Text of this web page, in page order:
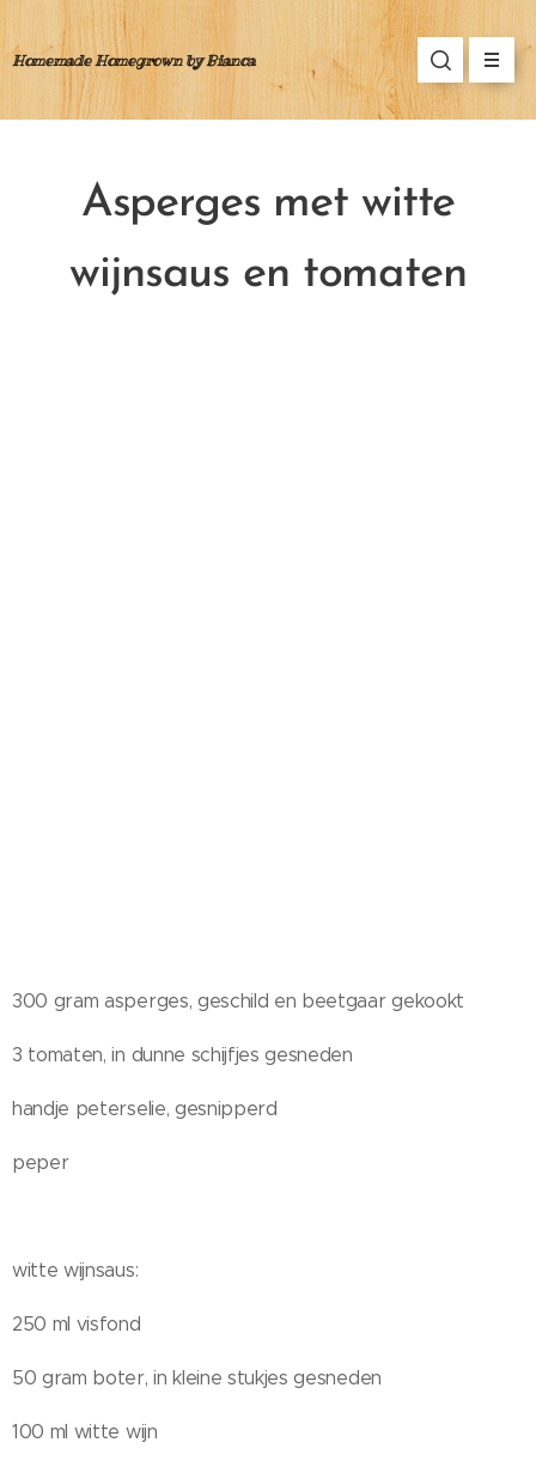
Homemade Homegrown by Bianca
Asperges met witte
wijnsaus en tomaten
300 gram asperges, geschild en beetgaar gekookt
3 tomaten, in dunne schijfjes gesneden
handje peterselie, gesnipperd
peper
witte wijnsaus:
250 ml visfond
50 gram boter, in kleine stukjes gesneden
100 ml witte wijn